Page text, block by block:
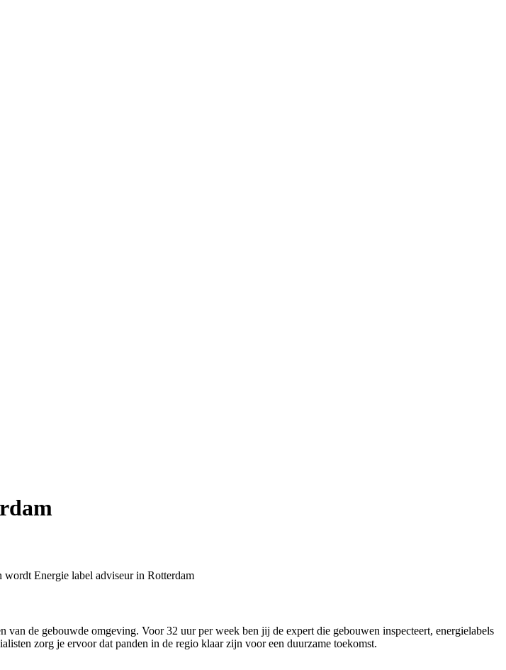
wordt Energie label adviseur in Rotterdam
de gebouwde omgeving. Voor 32 uur per week ben jij de expert die gebouwen inspecteert, energielabels
zorg je ervoor dat panden in de regio klaar zijn voor een duurzame toekomst.